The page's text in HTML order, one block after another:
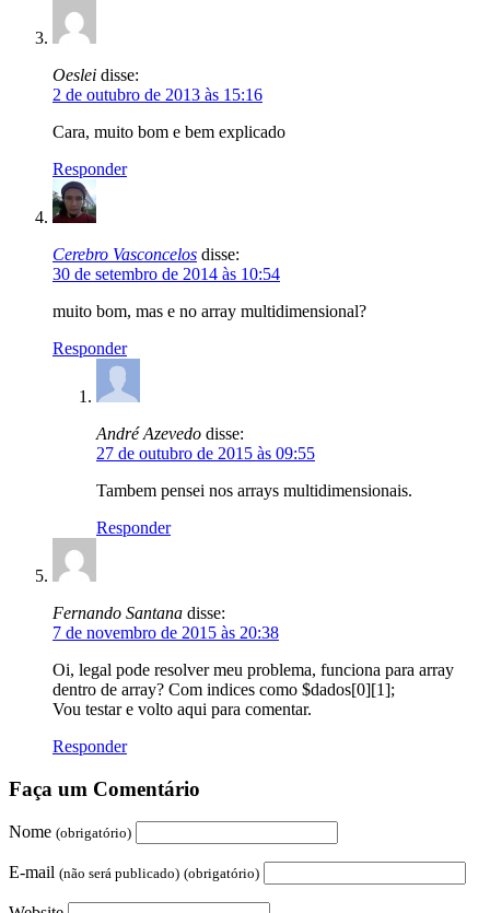
Oeslei disse:
2 de outubro de 2013 às 15:16
Cara, muito bom e bem explicado
Responder
Cerebro Vasconcelos disse:
30 de setembro de 2014 às 10:54
muito bom, mas e no array multidimensional?
Responder
André Azevedo disse:
27 de outubro de 2015 às 09:55
Tambem pensei nos arrays multidimensionais.
Responder
Fernando Santana disse:
7 de novembro de 2015 às 20:38
Oi, legal pode resolver meu problema, funciona para array
dentro de array? Com indices como $dados[0][1];
Vou testar e volto aqui para comentar.
Responder
Faça um Comentário
Nome (obrigatório)
E-mail (não será publicado) (obrigatório)